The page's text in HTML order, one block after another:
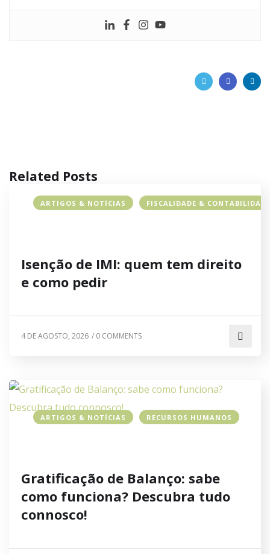
Related Posts
ARTIGOS & NOTÍCIAS FISCALIDADE & CONTABILIDADE
Isenção de IMI: quem tem direito
e como pedir
4 DE AGOSTO, 2026 / 0 COMMENTS
ARTIGOS & NOTÍCIAS RECURSOS HUMANOS
Gratificação de Balanço: sabe
como funciona? Descubra tudo
connosco!